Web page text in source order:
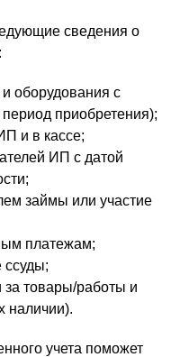
сведения о
оборудования с
приобретения);
и в кассе;
ИП с датой
займы или участие
платежам;
за товары/работы и
наличии).
учета поможет